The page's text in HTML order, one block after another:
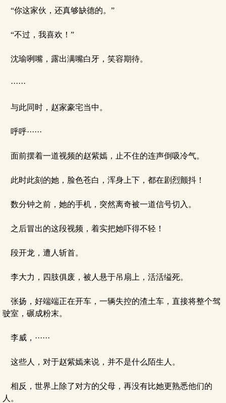
“你这家伙，还真够缺德的。”
“不过，我喜欢！”
沈瑜咧嘴，露出满嘴白牙，笑容期待。
······
与此同时，赵家豪宅当中。
呼呼······
面前摆着一道视频的赵紫嫣，止不住的连声倒吸冷气。
此时此刻的她，脸色苍白，浑身上下，都在剧烈颤抖！
数分钟之前，她的手机，突然离奇被一道信号切入。
之后冒出的这段视频，着实把她吓得不轻！
段开龙，遭人斩首。
李大力，四肢俱废，被人悬于吊扇上，活活缢死。
张扬，好端端正在开车，一辆失控的渣土车，直接将整个驾
驶室，碾成粉末。
李威，······
这些人，对于赵紫嫣来说，并不是什么陌生人。
相反，世界上除了对方的父母，再没有比她更熟悉他们的
人。